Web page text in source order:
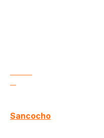
Sancocho